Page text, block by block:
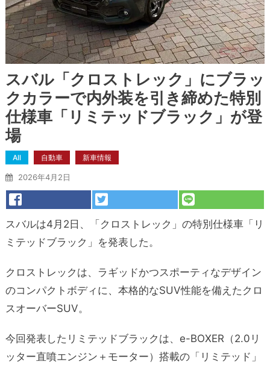
スバル「クロストレック」にブラッ
クカラーで内外装を引き締めた特別
仕様車「リミテッドブラック」が登
場
All 自動車 新車情報
2026年4月2日
スバルは4月2日、「クロストレック」の特別仕様車「リ
ミテッドブラック」を発表した。
クロストレックは、ラギッドかつスポーティなデザイン
のコンパクトボディに、本格的なSUV性能を備えたクロ
スオーバーSUV。
今回発表したリミテッドブラックは、e-BOXER（2.0リ
ッター直噴エンジン＋モーター）搭載の「リミテッド」